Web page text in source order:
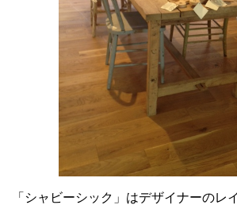
「シャビーシック」はデザイナーの